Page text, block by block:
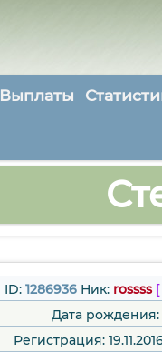
Выплаты
ID: 1286936Ник: rossss
Дата рождения:
Регистрация: